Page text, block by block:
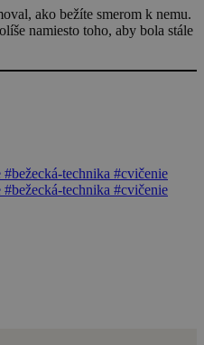
ako bežíte smerom k nemu.
namiesto toho, aby bola stále
#bežecká-technika #cvičenie
#bežecká-technika #cvičenie